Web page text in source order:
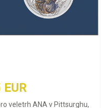
veletrh ANA v Pittsurghu,